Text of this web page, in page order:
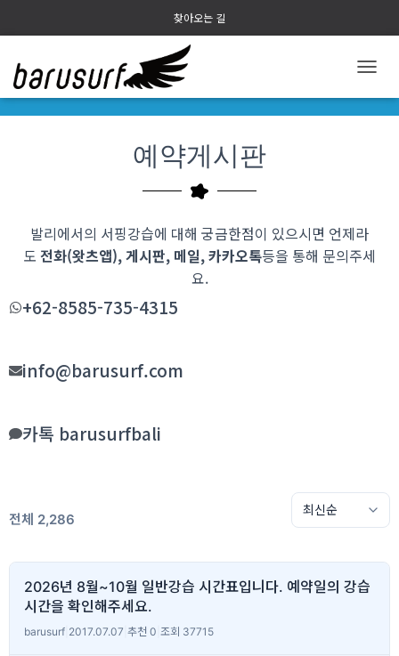
찾아오는 길
비
게
예약게시판
발리에서의 서핑강습에 대해 궁금한점이 있으시면 언제라
도 전화(왓츠앱), 게시판, 메일, 카카오톡등을 통해 문의주세
요.
+62-8585-735-4315
info@barusurf.com
카톡 barusurfbali
전체 2,286
2026년 8월~10월 일반강습 시간표입니다. 예약일의 강습
시간을 확인해주세요.
barusurf 2017.07.07 추천 0 조회 37715